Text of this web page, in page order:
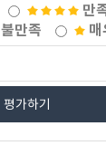
만
불만족
평가하기